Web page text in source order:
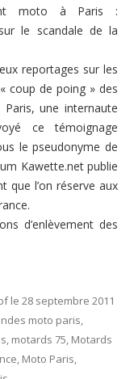
moto à Paris :
le scandale de la
reportages sur les
coup de poing » des
une internaute
ce témoignage
le pseudonyme de
Kawette.net publie
que l’on réserve aux
d’enlèvement des
le 28 septembre 2011
moto paris,
, motards 75, Motards
, Moto Paris,